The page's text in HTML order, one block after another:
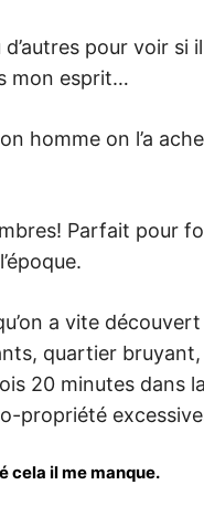
d’autres pour voir
mon esprit…
homme on l’a
Parfait pour
a vite
quartier
20 minutes dans
propriété
cela il me manque.